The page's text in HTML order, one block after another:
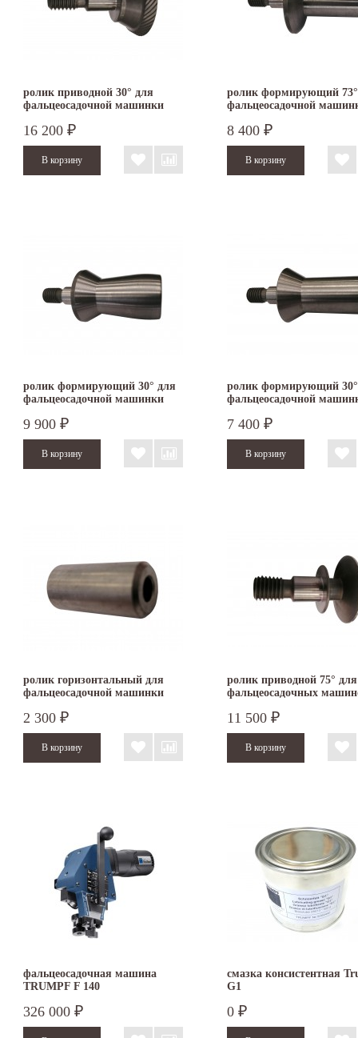
ролик приводной 30° для
фальцеосадочной машинки
16 200 ₽
ролик формирующий
фальцеосадочной
8 400 ₽
ролик формирующий 30° для
фальцеосадочной машинки
9 900 ₽
ролик формирующий
фальцеосадочной
7 400 ₽
ролик горизонтальный для
фальцеосадочной машинки
2 300 ₽
ролик приводной 75° для
фальцеосадочных
11 500 ₽
фальцеосадочная машина
TRUMPF F 140
326 000 ₽
смазка консистентная
G1
0 ₽